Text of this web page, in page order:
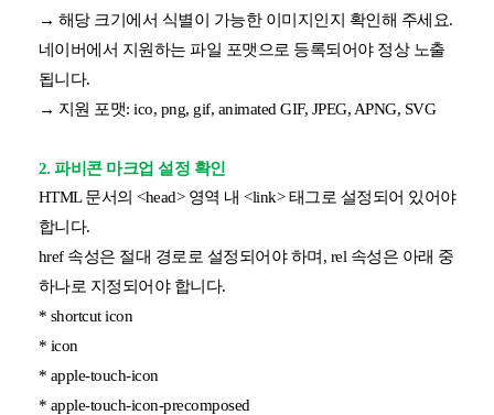
→ 해당 크기에서 식별이 가능한 이미지인지 확인해 주세요.
네이버에서 지원하는 파일 포맷으로 등록되어야 정상 노출
됩니다.
→ 지원 포맷: ico, png, gif, animated GIF, JPEG, APNG, SVG
2. 파비콘 마크업 설정 확인
HTML 문서의 <head> 영역 내 <link> 태그로 설정되어 있어야
합니다.
href 속성은 절대 경로로 설정되어야 하며, rel 속성은 아래 중
하나로 지정되어야 합니다.
* shortcut icon
* icon
* apple-touch-icon
* apple-touch-icon-precomposed